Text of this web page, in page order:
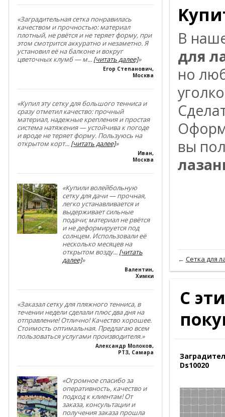
«Заградительная сетка понравилась
качеством и прочностью: материал
плотный, не рвётся и не теряет форму, при
этом смотрится аккуратно и незаметно. Я
установил её на балконе и вокруг
цветочных клумб — м... [читать далее]»
Егор Степанович,
Москва
«Купил эту сетку для большого тенниса и
сразу отметил качество: прочный
материал, надежные крепления и простая
система натяжения — устойчива к погоде
и вроде не теряет форму. Пользуюсь на
открытом корт... [читать далее]»
Иван,
Москва
«Купили волейбольную
сетку для дачи — прочная,
легко устанавливается и
выдерживает сильные
подачи; материал не рвётся
и не деформируется под
солнцем. Использовали её
несколько месяцев на
открытом возду... [читать
далее]»
Валентин,
Химки
«Заказал сетку для пляжного тенниса, в
течении недели сделали плюс два дня на
отправление! Отлично! Качество хорошее.
Стоимость оптимальная. Предлагаю всем
пользоваться услугами производителя.»
Александр Молоков,
РТЗ, Самара
«Огромное спасибо за
оперативность, качество и
подход к клиентам! От
заказа, консультации и
получения заказа прошла
B
для
нo
вы
← Сетка для
С
Ds10020